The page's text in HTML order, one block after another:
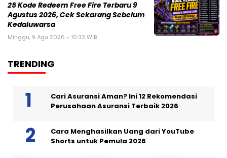
25 Kode Redeem Free Fire Terbaru 9
Agustus 2026, Cek Sekarang Sebelum
Kedaluwarsa
Minggu, 9 Agu 2026 - 10:33 WIB
TRENDING
Cari Asuransi Aman? Ini 12 Rekomendasi
Perusahaan Asuransi Terbaik 2026
Cara Menghasilkan Uang dari YouTube
Shorts untuk Pemula 2026